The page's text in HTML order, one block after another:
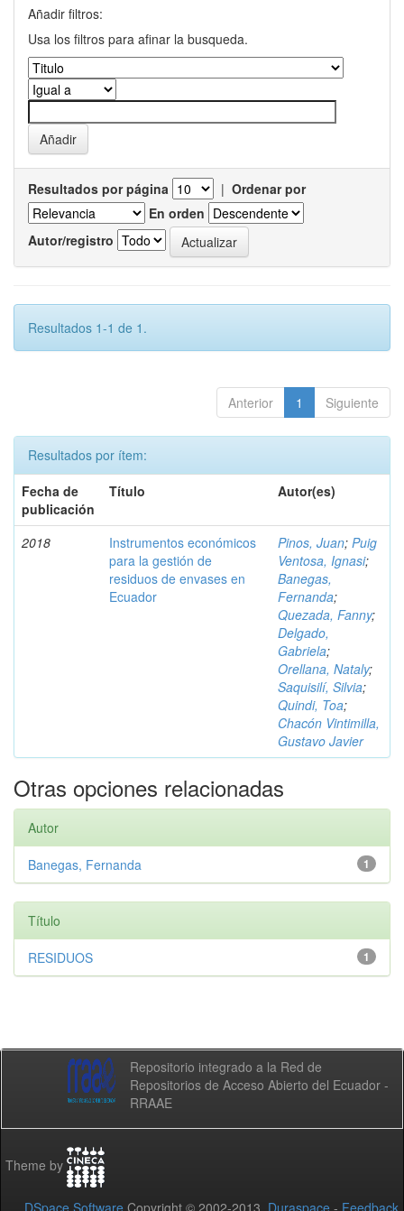
Añadir filtros:
Usa los filtros para afinar la busqueda.
Resultados por página | Ordenar por
En orden
Autor/registro
Resultados 1-1 de 1.
Anterior 1 Siguiente
Resultados por ítem:
Fecha de
publicación
Título Autor(es)
2018
Instrumentos económicos
para la gestión de
residuos de envases en
Ecuador
Pinos, Juan; Puig
Ventosa, Ignasi;
Banegas,
Fernanda;
Quezada, Fanny;
Delgado,
Gabriela;
Orellana, Nataly;
Saquisilí, Silvia;
Quindi, Toa;
Chacón Vintimilla,
Gustavo Javier
Otras opciones relacionadas
Autor
1
Banegas, Fernanda
Título
1
RESIDUOS
Repositorio integrado a la Red de
Repositorios de Acceso Abierto del Ecuador -
RRAAE
Theme by
DSpace Software Copyright © 2002-2013 Duraspace - Feedback